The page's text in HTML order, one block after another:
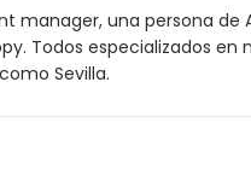
manager, una persona de
Todos especializados en
Sevilla.